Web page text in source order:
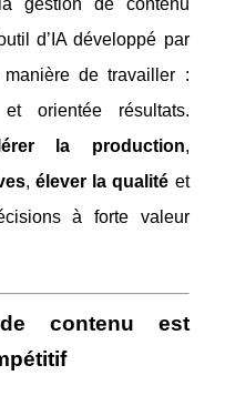
gestion de contenu
d’IA développé par
de travailler :
orientée résultats.
la production,
, élever la qualité et
à forte valeur
contenu est